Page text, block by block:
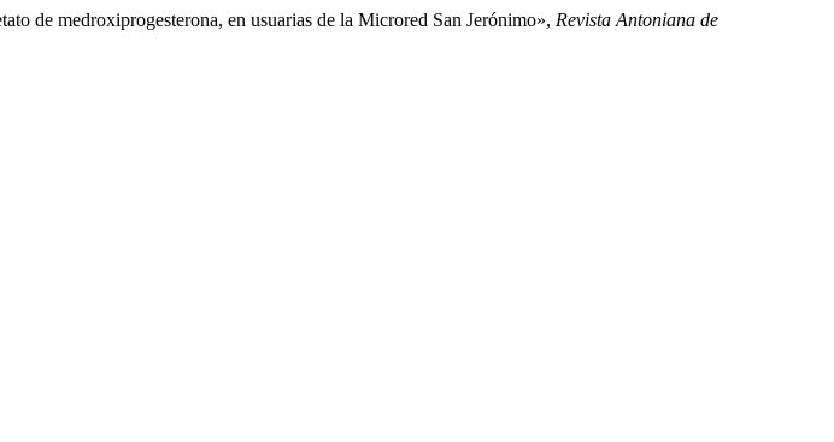
de medroxiprogesterona, en usuarias de la Microred San Jerónimo», Revista Antoniana de